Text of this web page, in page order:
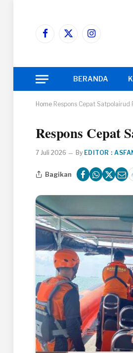
Facebook
X
Instagram
BERANDA
Home Respons Cepat
Respons Cepat
7 Juli 2026 By EDITOR :
Bagikan